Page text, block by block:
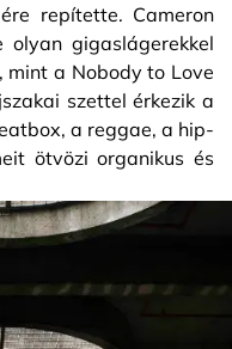
repítette. Cameron
olyan gigaslágerekkel
a Nobody to Love
szettel érkezik a
a reggae, a hip-
ötvözi organikus és